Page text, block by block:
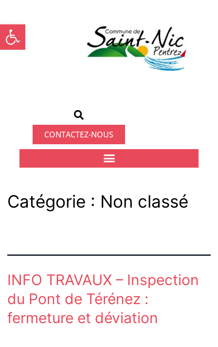
CONTACTEZ-NOUS
Catégorie : Non classé
INFO TRAVAUX – Inspection
du Pont de Térénez :
fermeture et déviation
Ouvrir la barre d’outils